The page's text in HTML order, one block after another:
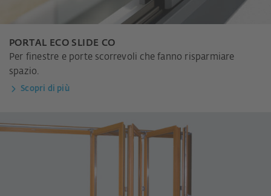
PORTAL ECO SLIDE CO
Per finestre e porte scorrevoli che fanno risparmiare
spazio.
Scopri di più